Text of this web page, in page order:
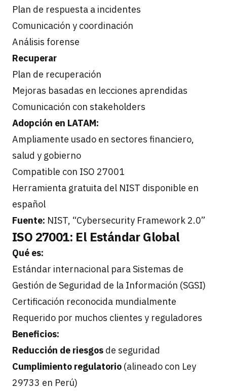
Plan de respuesta a incidentes
Comunicación y coordinación
Análisis forense
Recuperar
Plan de recuperación
Mejoras basadas en lecciones aprendidas
Comunicación con stakeholders
Adopción en LATAM:
Ampliamente usado en sectores financiero,
salud y gobierno
Compatible con ISO 27001
Herramienta gratuita del NIST disponible en
español
Fuente: NIST, “Cybersecurity Framework 2.0”
ISO 27001: El Estándar Global
Qué es:
Estándar internacional para Sistemas de
Gestión de Seguridad de la Información (SGSI)
Certificación reconocida mundialmente
Requerido por muchos clientes y reguladores
Beneficios:
Reducción de riesgos de seguridad
Cumplimiento regulatorio (alineado con Ley
29733 en Perú)